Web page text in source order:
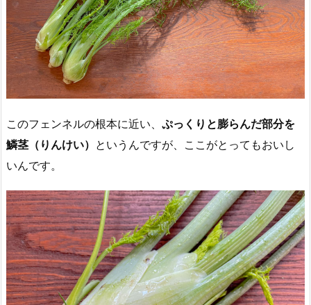
このフェンネルの根本に近い、 ぷっくりと膨らんだ部分を
鱗茎（りんけい） というんですが、ここがとってもおいし
いんです。